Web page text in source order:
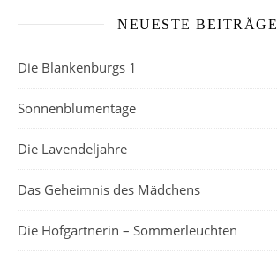
NEUESTE BEITRÄGE
Die Blankenburgs 1
Sonnenblumentage
Die Lavendeljahre
Das Geheimnis des Mädchens
Die Hofgärtnerin – Sommerleuchten